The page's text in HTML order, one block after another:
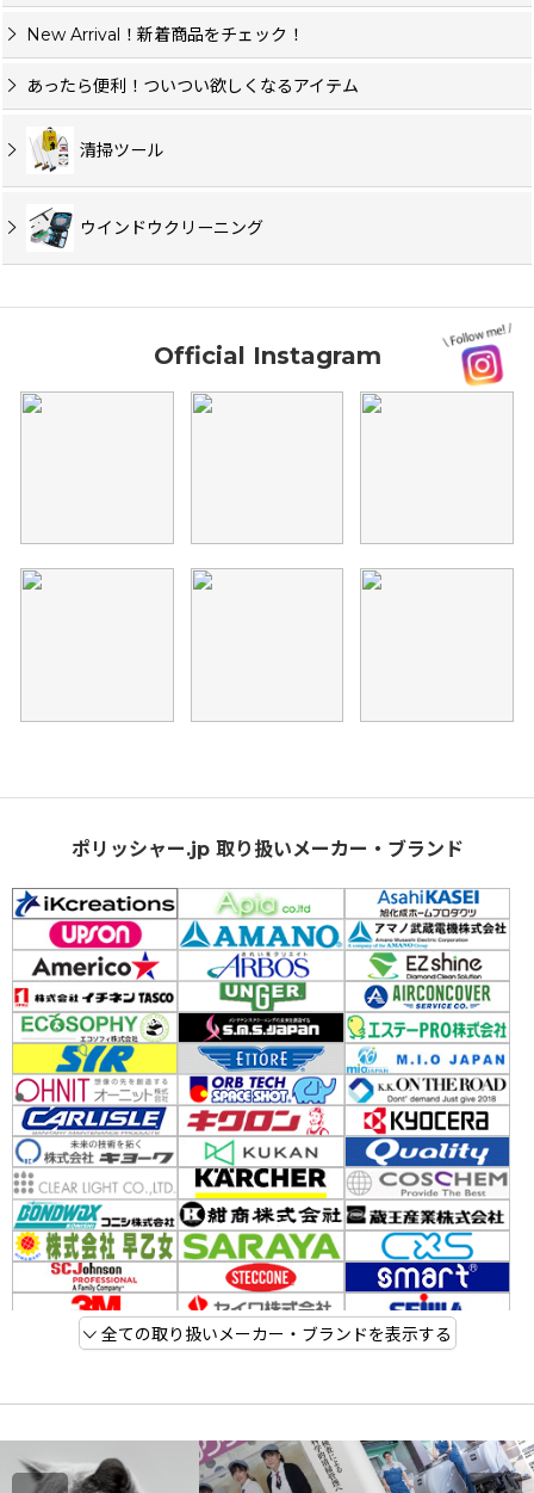
New Arrival！新着商品をチェック！
あったら便利！ついつい欲しくなるアイテム
清掃ツール
ウインドウクリーニング
Official Instagram
ポリッシャー.jp 取り扱いメーカー・ブランド
全ての取り扱いメーカー・ブランドを表示する